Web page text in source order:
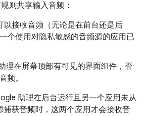
则共享输入音频：
以接收音频（无论是在前台还是后
个使用对隐私敏感的音频源的应用已
理在屏幕顶部有可见的界面组件，否
频。
助理在后台运行且另一个应用未从
捕获音频时，这两个应用才会接收音